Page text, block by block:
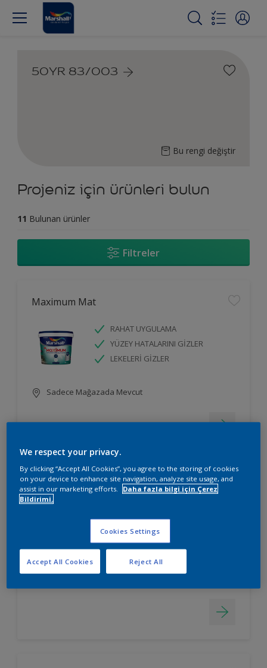
50YR 83/003
Bu rengi değiştir
Projeniz için ürünleri bulun
11 Bulunan ürünler
Filtreler
Maximum Mat
RAHAT UYGULAMA
YÜZEY HATALARINI GİZLER
LEKELERİ GİZLER
Sadece Mağazada Mevcut
Silikonlu İpek Mat
YÜZEY HATALARINI GİZLER
LEKELERİ GİZLER
We respect your privacy.
By clicking “Accept All Cookies”, you agree to the storing of cookies
on your device to enhance site navigation, analyze site usage, and
assist in our marketing efforts.
Daha fazla bilgi için Çerez
Bildirimi.
Cookies Settings
Reject All
Accept All Cookies